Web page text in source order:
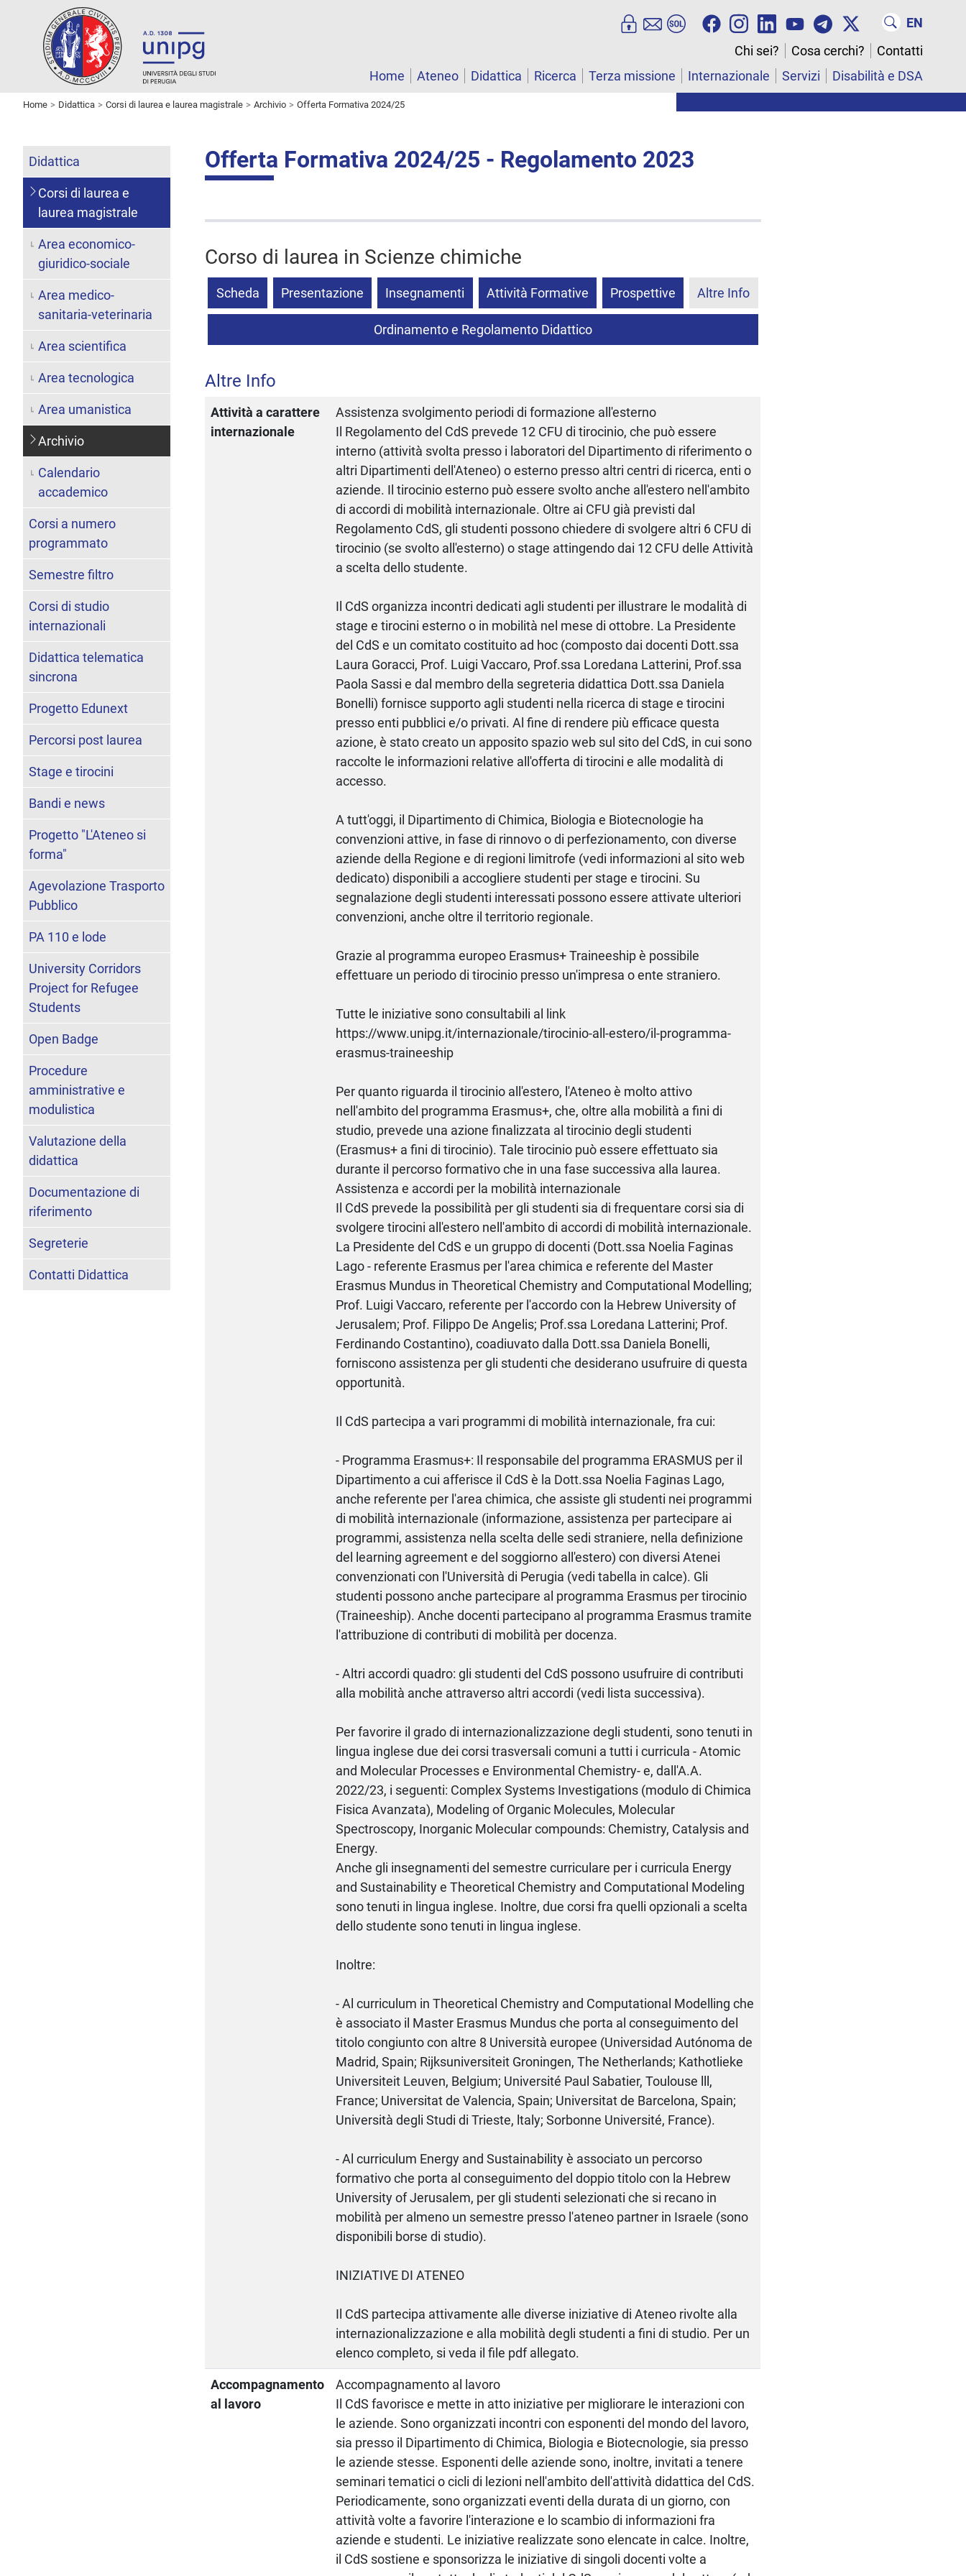
EN
Chi sei?
Cosa cerchi?
Contatti
Home
Ateneo Didattica Ricerca Terza missione Internazionale Servizi Disabilità e DSA
Home Didattica Corsi di laurea e laurea magistrale Archivio Offerta Formativa 2024/25
Offerta Formativa 2024/25 - Regolamento 2023
Corso di laurea in Scienze chimiche
Scheda Presentazione Insegnamenti Attività Formative Prospettive Altre Info
Ordinamento e Regolamento Didattico
Altre Info
Attività a carattere
internazionale
Assistenza svolgimento periodi di formazione all'esterno
Il Regolamento del CdS prevede 12 CFU di tirocinio, che può essere
interno (attività svolta presso i laboratori del Dipartimento di riferimento o
altri Dipartimenti dell'Ateneo) o esterno presso altri centri di ricerca, enti o
aziende. Il tirocinio esterno può essere svolto anche all'estero nell'ambito
di accordi di mobilità internazionale. Oltre ai CFU già previsti dal
Regolamento CdS, gli studenti possono chiedere di svolgere altri 6 CFU di
tirocinio (se svolto all'esterno) o stage attingendo dai 12 CFU delle Attività
a scelta dello studente.
Il CdS organizza incontri dedicati agli studenti per illustrare le modalità di
stage e tirocini esterno o in mobilità nel mese di ottobre. La Presidente
del CdS e un comitato costituito ad hoc (composto dai docenti Dott.ssa
Laura Goracci, Prof. Luigi Vaccaro, Prof.ssa Loredana Latterini, Prof.ssa
Paola Sassi e dal membro della segreteria didattica Dott.ssa Daniela
Bonelli) fornisce supporto agli studenti nella ricerca di stage e tirocini
presso enti pubblici e/o privati. Al fine di rendere più efficace questa
azione, è stato creato un apposito spazio web sul sito del CdS, in cui sono
raccolte le informazioni relative all'offerta di tirocini e alle modalità di
accesso.
A tutt'oggi, il Dipartimento di Chimica, Biologia e Biotecnologie ha
convenzioni attive, in fase di rinnovo o di perfezionamento, con diverse
aziende della Regione e di regioni limitrofe (vedi informazioni al sito web
dedicato) disponibili a accogliere studenti per stage e tirocini. Su
segnalazione degli studenti interessati possono essere attivate ulteriori
convenzioni, anche oltre il territorio regionale.
Grazie al programma europeo Erasmus+ Traineeship è possibile
effettuare un periodo di tirocinio presso un'impresa o ente straniero.
Tutte le iniziative sono consultabili al link
https://www.unipg.it/internazionale/tirocinio-all-estero/il-programma-
erasmus-traineeship
Per quanto riguarda il tirocinio all'estero, l'Ateneo è molto attivo
nell'ambito del programma Erasmus+, che, oltre alla mobilità a fini di
studio, prevede una azione finalizzata al tirocinio degli studenti
(Erasmus+ a fini di tirocinio). Tale tirocinio può essere effettuato sia
durante il percorso formativo che in una fase successiva alla laurea.
Assistenza e accordi per la mobilità internazionale
Il CdS prevede la possibilità per gli studenti sia di frequentare corsi sia di
svolgere tirocini all'estero nell'ambito di accordi di mobilità internazionale.
La Presidente del CdS e un gruppo di docenti (Dott.ssa Noelia Faginas
Lago - referente Erasmus per l'area chimica e referente del Master
Erasmus Mundus in Theoretical Chemistry and Computational Modelling;
Prof. Luigi Vaccaro, referente per l'accordo con la Hebrew University of
Jerusalem; Prof. Filippo De Angelis; Prof.ssa Loredana Latterini; Prof.
Ferdinando Costantino), coadiuvato dalla Dott.ssa Daniela Bonelli,
forniscono assistenza per gli studenti che desiderano usufruire di questa
opportunità.
Il CdS partecipa a vari programmi di mobilità internazionale, fra cui:
- Programma Erasmus+: Il responsabile del programma ERASMUS per il
Dipartimento a cui afferisce il CdS è la Dott.ssa Noelia Faginas Lago,
anche referente per l'area chimica, che assiste gli studenti nei programmi
di mobilità internazionale (informazione, assistenza per partecipare ai
programmi, assistenza nella scelta delle sedi straniere, nella definizione
del learning agreement e del soggiorno all'estero) con diversi Atenei
convenzionati con l'Università di Perugia (vedi tabella in calce). Gli
studenti possono anche partecipare al programma Erasmus per tirocinio
(Traineeship). Anche docenti partecipano al programma Erasmus tramite
l'attribuzione di contributi di mobilità per docenza.
- Altri accordi quadro: gli studenti del CdS possono usufruire di contributi
alla mobilità anche attraverso altri accordi (vedi lista successiva).
Per favorire il grado di internazionalizzazione degli studenti, sono tenuti in
lingua inglese due dei corsi trasversali comuni a tutti i curricula - Atomic
and Molecular Processes e Environmental Chemistry- e, dall'A.A.
2022/23, i seguenti: Complex Systems Investigations (modulo di Chimica
Fisica Avanzata), Modeling of Organic Molecules, Molecular
Spectroscopy, Inorganic Molecular compounds: Chemistry, Catalysis and
Energy.
Anche gli insegnamenti del semestre curriculare per i curricula Energy
and Sustainability e Theoretical Chemistry and Computational Modeling
sono tenuti in lingua inglese. Inoltre, due corsi fra quelli opzionali a scelta
dello studente sono tenuti in lingua inglese.
Inoltre:
- Al curriculum in Theoretical Chemistry and Computational Modelling che
è associato il Master Erasmus Mundus che porta al conseguimento del
titolo congiunto con altre 8 Università europee (Universidad Autónoma de
Madrid, Spain; Rijksuniversiteit Groningen, The Netherlands; Kathotlieke
Universiteit Leuven, Belgium; Université Paul Sabatier, Toulouse lll,
France; Universitat de Valencia, Spain; Universitat de Barcelona, Spain;
Università degli Studi di Trieste, ltaly; Sorbonne Université, France).
- Al curriculum Energy and Sustainability è associato un percorso
formativo che porta al conseguimento del doppio titolo con la Hebrew
University of Jerusalem, per gli studenti selezionati che si recano in
mobilità per almeno un semestre presso l'ateneo partner in Israele (sono
disponibili borse di studio).
INIZIATIVE DI ATENEO
Il CdS partecipa attivamente alle diverse iniziative di Ateneo rivolte alla
internazionalizzazione e alla mobilità degli studenti a fini di studio. Per un
elenco completo, si veda il file pdf allegato.
Accompagnamento
al lavoro
Accompagnamento al lavoro
Il CdS favorisce e mette in atto iniziative per migliorare le interazioni con
le aziende. Sono organizzati incontri con esponenti del mondo del lavoro,
sia presso il Dipartimento di Chimica, Biologia e Biotecnologie, sia presso
le aziende stesse. Esponenti delle aziende sono, inoltre, invitati a tenere
seminari tematici o cicli di lezioni nell'ambito dell'attività didattica del CdS.
Periodicamente, sono organizzati eventi della durata di un giorno, con
attività volte a favorire l'interazione e lo scambio di informazioni fra
aziende e studenti. Le iniziative realizzate sono elencate in calce. Inoltre,
il CdS sostiene e sponsorizza le iniziative di singoli docenti volte a
Didattica
Corsi di laurea e
laurea magistrale
Area economico-
giuridico-sociale
Area medico-
sanitaria-veterinaria
Area scientifica
Area tecnologica
Area umanistica
Archivio
Calendario
accademico
Corsi a numero
programmato
Semestre filtro
Corsi di studio
internazionali
Didattica telematica
sincrona
Progetto Edunext
Percorsi post laurea
Stage e tirocini
Bandi e news
Progetto "L'Ateneo si
forma"
Agevolazione Trasporto
Pubblico
PA 110 e lode
University Corridors
Project for Refugee
Students
Open Badge
Procedure
amministrative e
modulistica
Valutazione della
didattica
Documentazione di
riferimento
Segreterie
Contatti Didattica